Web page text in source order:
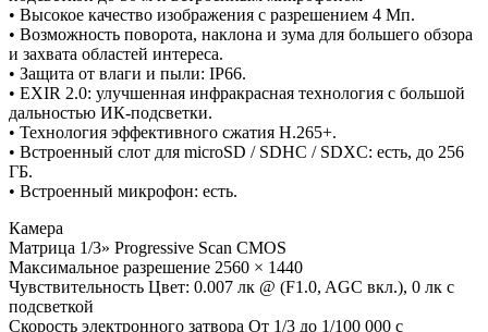
• Высокое качество изображения с разрешением 4 Мп.
• Возможность поворота, наклона и зума для большего обзора
и захвата областей интереса.
• Защита от влаги и пыли: IP66.
• EXIR 2.0: улучшенная инфракрасная технология с большой
дальностью ИК-подсветки.
• Технология эффективного сжатия H.265+.
• Встроенный слот для microSD / SDHC / SDXC: есть, до 256
ГБ.
• Встроенный микрофон: есть.
Камера
Матрица 1/3» Progressive Scan CMOS
Максимальное разрешение 2560 × 1440
Чувствительность Цвет: 0.007 лк @ (F1.0, AGC вкл.), 0 лк с
подсветкой
Скорость электронного затвора От 1/3 до 1/100 000 с